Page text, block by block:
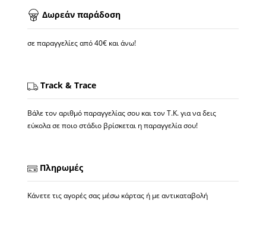
Δωρεάν παράδοση
σε παραγγελίες από 40€ και άνω!
Track & Trace
Βάλε τον αριθμό παραγγελίας σου και τον Τ.Κ. για να δεις
εύκολα σε ποιο στάδιο βρίσκεται η παραγγελία σου!
Πληρωμές
Κάνετε τις αγορές σας μέσω κάρτας ή με αντικαταβολή